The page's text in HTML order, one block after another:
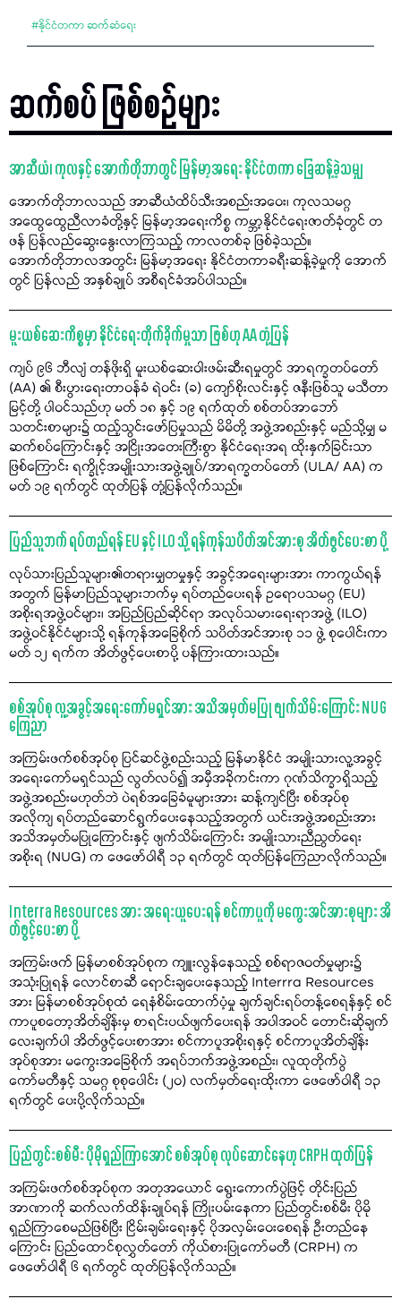
#နိုင်ငံတကာ ဆက်ဆံရေး
ဆက်စပ် ဖြစ်စဉ်များ
အာဆီယံ၊ ကုလနှင့် အောက်တိုဘာတွင် မြန်မာ့အရေး နိုင်ငံတကာ ခြေဆန့်ခဲ့သမျှ
အောက်တိုဘာလသည် အာဆီယံထိပ်သီးအစည်းအဝေး၊ ကုလသမဂ္ဂ
အထွေထွေညီလာခံတို့နှင့် မြန်မာ့အရေးကိစ္စ ကမ္ဘာ့နိုင်ငံရေးဇာတ်ခုံတွင် တ
ဖန် ပြန်လည်ဆွေးနွေးလာကြသည့် ကာလတစ်ခု ဖြစ်ခဲ့သည်။
အောက်တိုဘာလအတွင်း မြန်မာ့အရေး နိုင်ငံတကာခရီးဆန့်ခဲ့မှုကို အောက်
တွင် ပြန်လည် အနှစ်ချုပ် အစီရင်ခံအပ်ပါသည်။
မူးယစ်ဆေးကိစ္စမှာ နိုင်ငံရေးတိုက်ခိုက်မှုသာ ဖြစ်ဟု AA တုံ့ပြန်
ကျပ် ၉၆ ဘီလျံ တန်ဖိုးရှိ မူးယစ်ဆေးဝါးဖမ်းဆီးရမှုတွင် အာရက္ခတပ်တော်
(AA) ၏ စီးပွားရေးတာဝန်ခံ ရဲဝင်း (ခ) ကျော်စိုးလင်းနှင့် ဇနီးဖြစ်သူ မသီတာ
မြင့်တို့ ပါဝင်သည်ဟု မတ် ၁၈ နှင့် ၁၉ ရက်ထုတ် စစ်တပ်အာဘော်
သတင်းစာများ၌ ထည့်သွင်းဖော်ပြမှုသည် မိမိတို့ အဖွဲ့အစည်းနှင့် မည်သို့မျှ မ
ဆက်စပ်ကြောင်းနှင့် အငြိုးအတေးကြီးစွာ နိုင်ငံရေးအရ ထိုးနှက်ခြင်းသာ
ဖြစ်ကြောင်း ရက္ခိုင့်အမျိုးသားအဖွဲ့ချုပ်/အာရက္ခတပ်တော် (ULA/ AA) က
မတ် ၁၉ ရက်တွင် ထုတ်ပြန် တုံ့ပြန်လိုက်သည်။
ပြည်သူဘက် ရပ်တည်ရန် EU နှင့် ILO သို့ ရန်ကုန်သပိတ်အင်အားစု အိတ်ဖွင်ပေးစာ ပို့
လုပ်သားပြည်သူများ၏တရားမျှတမှုနှင့် အခွင့်အရေးများအား ကာကွယ်ရန်
အတွက် မြန်မာပြည်သူများဘက်မှ ရပ်တည်ပေးရန် ဥရောပသမဂ္ဂ (EU)
အစိုးရအဖွဲ့ဝင်များ၊ အပြည်ပြည်ဆိုင်ရာ အလုပ်သမားရေးရာအဖွဲ့ (ILO)
အဖွဲ့ဝင်နိုင်ငံများသို့ ရန်ကုန်အခြေစိုက် သပိတ်အင်အားစု ၁၁ ဖွဲ့ စုပေါင်းကာ
မတ် ၁၂ ရက်က အိတ်ဖွင့်ပေးစာပို့ ပန်ကြားထားသည်။
စစ်အုပ်စု လူ့အခွင့်အရေးကော်မရှင်အား အသိအမှတ်မပြု ဖျက်သိမ်းကြောင်း NUG
ကြေညာ
အကြမ်းဖက်စစ်အုပ်စု ပြင်ဆင်ဖွဲ့စည်းသည့် မြန်မာနိုင်ငံ အမျိုးသားလူ့အခွင့်
အရေးကော်မရှင်သည် လွတ်လပ်၍ အမှီအခိုကင်းကာ ဂုဏ်သိက္ခာရှိသည့်
အဖွဲ့အစည်းမဟုတ်ဘဲ ပဲရစ်အခြေခံမူများအား ဆန့်ကျင်ပြီး စစ်အုပ်စု
အလိုကျ ရပ်တည်ဆောင်ရွက်ပေးနေသည့်အတွက် ယင်းအဖွဲ့အစည်းအား
အသိအမှတ်မပြုကြောင်းနှင့် ဖျက်သိမ်းကြောင်း အမျိုးသားညီညွတ်ရေး
အစိုးရ (NUG) က ဖေဖော်ဝါရီ ၁၃ ရက်တွင် ထုတ်ပြန်ကြေညာလိုက်သည်။
Interra Resources အား အရေးယူပေးရန် စင်ကာပူကို မကွေးအင်အားစုများ အိ
တ်ဖွင့်ပေးစာ ပို့
အကြမ်းဖက် မြန်မာစစ်အုပ်စုက ကျူးလွန်နေသည့် စစ်ရာဇဝတ်မှုများ၌
အသုံးပြုရန် လောင်စာဆီ ရောင်းချပေးနေသည့် Interrra Resources
အား မြန်မာစစ်အုပ်စုထံ ရေနံစိမ်းထောက်ပံ့မှု ချက်ချင်းရပ်တန့်စေရန်နှင့် စင်
ကာပူစတော့အိတ်ချိန်းမှ စာရင်းပယ်ဖျက်ပေးရန် အပါအဝင် တောင်းဆိုချက်
လေးချက်ပါ အိတ်ဖွင့်ပေးစာအား စင်ကာပူအစိုးရနှင့် စင်ကာပူအိတ်ချိန်း
အုပ်စုအား မကွေးအခြေစိုက် အရပ်ဘက်အဖွဲ့အစည်း၊ လူထုတိုက်ပွဲ
ကော်မတီနှင့် သမဂ္ဂ စုစုပေါင်း (၂၀) လက်မှတ်ရေးထိုးကာ ဖေဖော်ဝါရီ ၁၃
ရက်တွင် ပေးပို့လိုက်သည်။
ပြည်တွင်းစစ်မီး ပိုမိုရှည်ကြာအောင် စစ်အုပ်စု လုပ်ဆောင်နေဟု CRPH ထုတ်ပြန်
အကြမ်းဖက်စစ်အုပ်စုက အတုအယောင် ရွေးကောက်ပွဲဖြင့် တိုင်းပြည်
အာဏာကို ဆက်လက်ထိန်းချုပ်ရန် ကြိုးပမ်းနေကာ ပြည်တွင်းစစ်မီး ပိုမို
ရှည်ကြာစေမည်ဖြစ်ပြီး ငြိမ်းချမ်းရေးနှင့် ပိုအလှမ်းဝေးစေရန် ဦးတည်နေ
ကြောင်း ပြည်ထောင်စုလွှတ်တော် ကိုယ်စားပြုကော်မတီ (CRPH) က
ဖေဖော်ဝါရီ ၆ ရက်တွင် ထုတ်ပြန်လိုက်သည်။